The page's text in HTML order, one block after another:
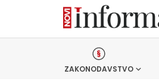
ZAKONODAVSTVO